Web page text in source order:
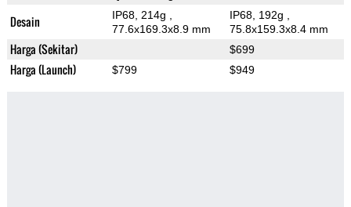
Desain IP68, 214g
77.6x169.3x8.9 mm
IP68, 192g
75.8x159.3x8.4 mm
Harga (Sekitar) $699
Harga (Launch) $799 $949